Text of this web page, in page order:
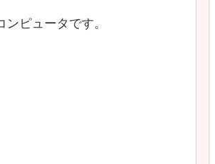
ピュータです。